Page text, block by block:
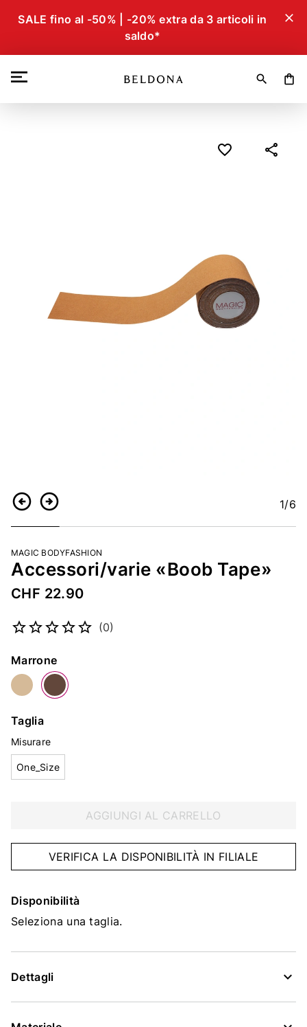
SALE fino al -50% | -20% extra da 3 articoli in
saldo*
close
search shopping_bag
IndietroContinua 1/6
MAGIC BODYFASHION
Accessori/varie «Boob Tape»
CHF 22.90
(0)
Colore
Marrone
Taglia
Misurare
One_Size
AGGIUNGI AL CARRELLO
VERIFICA LA DISPONIBILITÀ IN FILIALE
Disponibilità
Seleziona una taglia.
Dettagli